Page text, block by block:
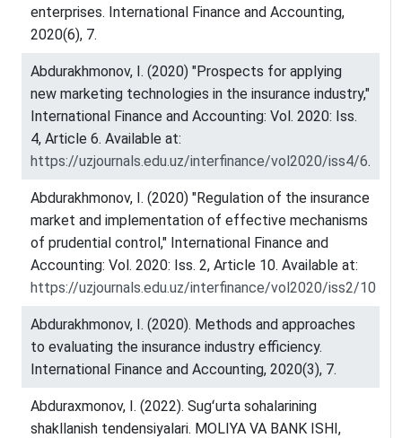
enterprises. International Finance and Accounting,
2020(6), 7.
Abdurakhmonov, I. (2020) "Prospects for applying
new marketing technologies in the insurance industry,"
International Finance and Accounting: Vol. 2020: Iss.
4, Article 6. Available at:
https://uzjournals.edu.uz/interfinance/vol2020/iss4/6.
Abdurakhmonov, I. (2020) "Regulation of the insurance
market and implementation of effective mechanisms
of prudential control," International Finance and
Accounting: Vol. 2020: Iss. 2, Article 10. Available at:
https://uzjournals.edu.uz/interfinance/vol2020/iss2/10
Abdurakhmonov, I. (2020). Methods and approaches
to evaluating the insurance industry efficiency.
International Finance and Accounting, 2020(3), 7.
Abduraxmonov, I. (2022). Sugʻurta sohalarining
shakllanish tendensiyalari. MOLIYA VA BANK ISHI,